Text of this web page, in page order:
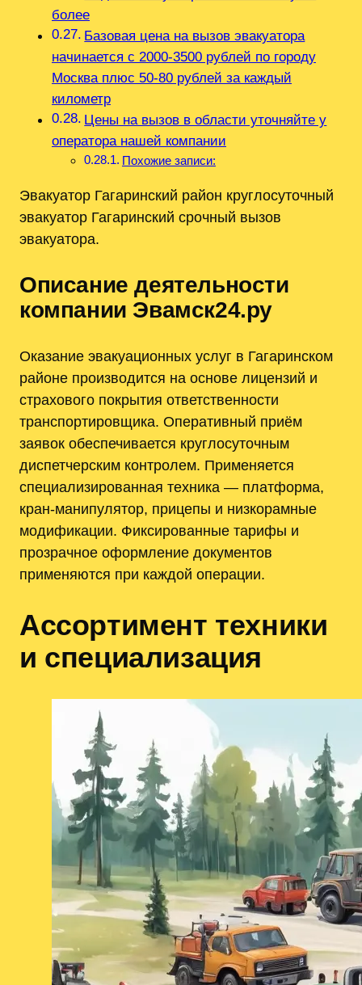
более
Базовая цена на вызов эвакуатора
начинается с 2000-3500 рублей по городу
Москва плюс 50-80 рублей за каждый
километр
Цены на вызов в области уточняйте у
оператора нашей компании
Похожие записи:
Эвакуатор Гагаринский район круглосуточный
эвакуатор Гагаринский срочный вызов
эвакуатора.
Описание деятельности
компании Эвамск24.ру
Оказание эвакуационных услуг в Гагаринском
районе производится на основе лицензий и
страхового покрытия ответственности
транспортировщика. Оперативный приём
заявок обеспечивается круглосуточным
диспетчерским контролем. Применяется
специализированная техника — платформа,
кран-манипулятор, прицепы и низкорамные
модификации. Фиксированные тарифы и
прозрачное оформление документов
применяются при каждой операции.
Ассортимент техники
и специализация